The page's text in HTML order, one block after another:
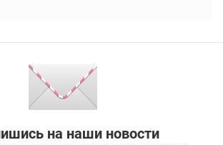
на наши новости